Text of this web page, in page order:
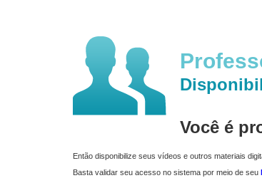
Você é
Então disponibilize seus vídeos e outros materiais
Basta validar seu acesso no sistema por meio de seu